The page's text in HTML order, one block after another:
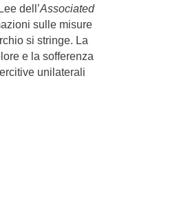
dell’Associated
sulle misure
si stringe. La
e la sofferenza
unilaterali